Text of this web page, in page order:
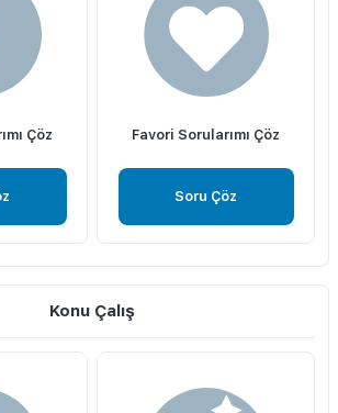
Çöz Favori Sorularımı Çöz
Soru Çöz
Konu Çalış